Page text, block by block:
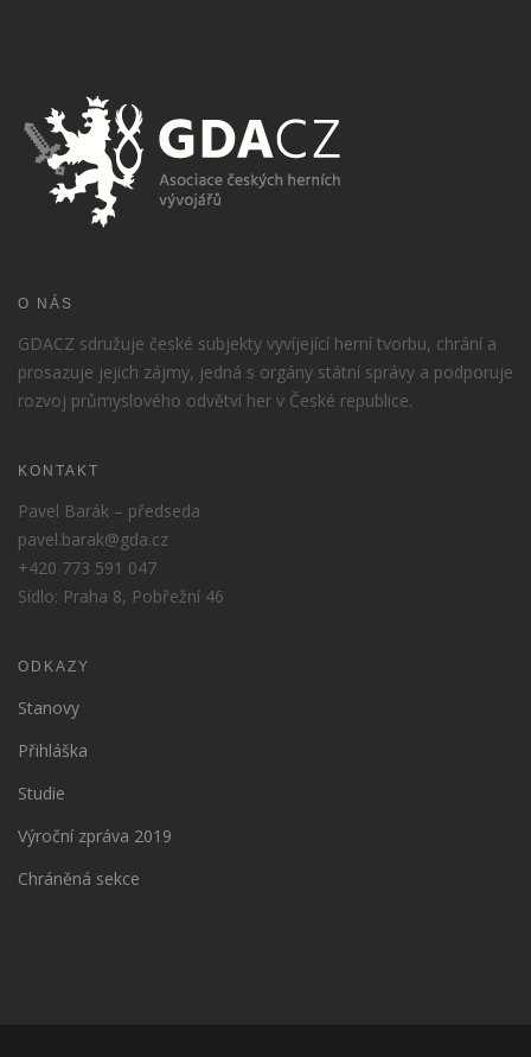
O NÁS
GDACZ sdružuje české subjekty vyvíjející herní tvorbu, chrání a
prosazuje jejich zájmy, jedná s orgány státní správy a podporuje
rozvoj průmyslového odvětví her v České republice.
KONTAKT
Pavel Barák – předseda
pavel.barak@gda.cz
+420 773 591 047
Sídlo: Praha 8, Pobřežní 46
ODKAZY
Stanovy
Přihláška
Studie
Výroční zpráva 2019
Chráněná sekce